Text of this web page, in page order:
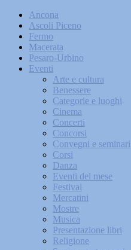
Ancona
Ascoli Piceno
Fermo
Macerata
Pesaro-Urbino
Eventi
Arte e cultura
Benessere
Categorie e luoghi
Cinema
Concerti
Concorsi
Convegni e seminari
Corsi
Danza
Eventi del mese
Festival
Mercatini
Mostre
Musica
Presentazione libri
Religione